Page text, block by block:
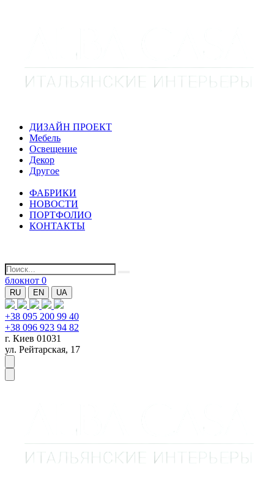
ДИЗАЙН ПРОЕКТ
Мебель
Освещение
Декор
Другое
ФАБРИКИ
НОВОСТИ
ПОРТФОЛИО
КОНТАКТЫ
блокнот 0
RU EN UA
+38 095 200 99 40
+38 096 923 94 82
г. Киев 01031
ул. Рейтарская, 17